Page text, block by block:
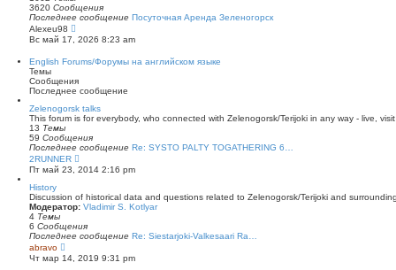
о
щ
н
о
с
л
е
д
е
у
с
о
б
щ
е
н
и
ю
3620 Сообщения
Последнее сообщение Посуточная Аренда Зеленогорск
Alexeu98
е
р
й
и
к
п
о
с
е
д
н
е
с
о
б
щ
н
Вс май 17, 2026 8:23 am
English Forums/Форумы на английском языке
Темы
Сообщения
Последнее сообщение
Zelenogorsk talks
This forum is for everybody, who connected with Zelenogorsk/Terijoki in any way - live,
13 Темы
59 Сообщения
Последнее сообщение Re: SYSTO PALTY TOGATHERING 6…
2RUNNER
е
р
й
т
к
п
с
л
Пт май 23, 2014 2:16 pm
History
Discussion of historical data and questions related to Zelenogorsk/Terijoki and
Модератор: Vladimir S. Kotlyar
4 Темы
6 Сообщения
Последнее сообщение Re: Siestarjoki-Valkesaari Ra…
abravo
е
р
Чт мар 14, 2019 9:31 pm